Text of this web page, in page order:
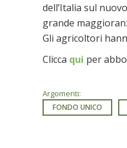
dell’Italia sul
grande
Gli agricoltori
Clicca qui per
Argomenti:
FONDO UNICO